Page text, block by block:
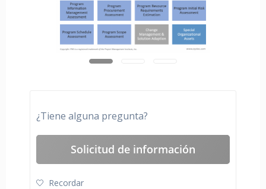
¿Tiene alguna pregunta?
Solicitud de información
Recordar